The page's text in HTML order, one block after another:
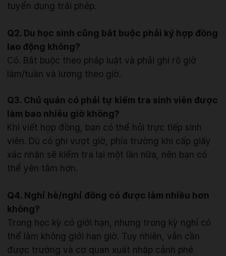
tuyển dụng trái phép.
Q2. Du học sinh cũng bắt buộc phải ký hợp đồng
lao động không?
Có. Bắt buộc theo pháp luật và phải ghi rõ giờ
làm/tuần và lương theo giờ.
Q3. Chủ quán có phải tự kiểm tra sinh viên được
làm bao nhiêu giờ không?
Khi viết hợp đồng, bạn có thể hỏi trực tiếp sinh
viên. Dù có ghi vượt giờ, phía trường khi cấp giấy
xác nhận sẽ kiểm tra lại một lần nữa, nên bạn có
thể yên tâm hơn.
Q4. Nghỉ hè/nghỉ đông có được làm nhiều hơn
không?
Trong học kỳ có giới hạn, nhưng trong kỳ nghỉ có
thể làm không giới hạn giờ. Tuy nhiên, vẫn cần
được trường và cơ quan xuất nhập cảnh phê